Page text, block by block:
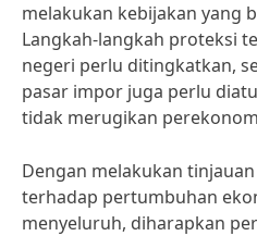
melakukan kebijakan yang
Langkah-langkah proteksi
negeri perlu ditingkatkan,
pasar impor juga perlu
tidak merugikan
Dengan melakukan
terhadap pertumbuhan
menyeluruh, diharapkan